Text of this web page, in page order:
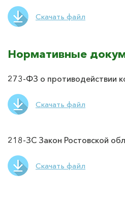
Скачать файл
Нормативные
273-ФЗ о противодействии
Скачать файл
218-ЗС Закон Ростовской
Скачать файл